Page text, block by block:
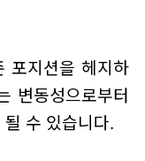
포지션을 헤지하
변동성으로부터
수 있습니다.